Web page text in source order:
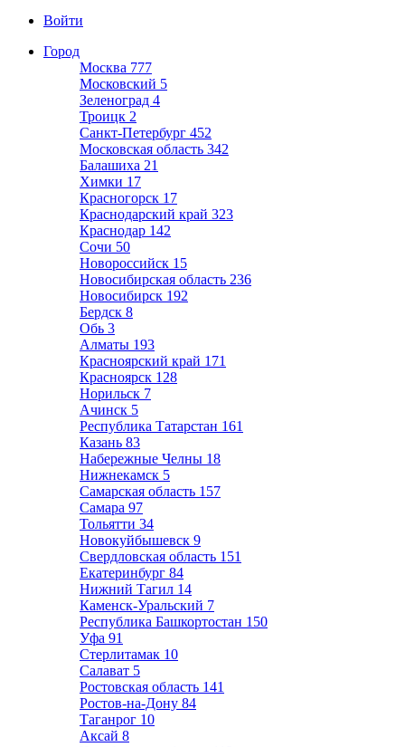
Войти
Город
Москва 777
Московский 5
Зеленоград 4
Троицк 2
Санкт-Петербург 452
Московская область 342
Балашиха 21
Химки 17
Красногорск 17
Краснодарский край 323
Краснодар 142
Сочи 50
Новороссийск 15
Новосибирская область 236
Новосибирск 192
Бердск 8
Обь 3
Алматы 193
Красноярский край 171
Красноярск 128
Норильск 7
Ачинск 5
Республика Татарстан 161
Казань 83
Набережные Челны 18
Нижнекамск 5
Самарская область 157
Самара 97
Тольятти 34
Новокуйбышевск 9
Свердловская область 151
Екатеринбург 84
Нижний Тагил 14
Каменск-Уральский 7
Республика Башкортостан 150
Уфа 91
Стерлитамак 10
Салават 5
Ростовская область 141
Ростов-на-Дону 84
Таганрог 10
Аксай 8